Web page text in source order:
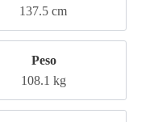
137.5 cm
Peso
108.1 kg